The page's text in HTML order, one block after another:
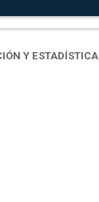
Y ESTADÍSTICA